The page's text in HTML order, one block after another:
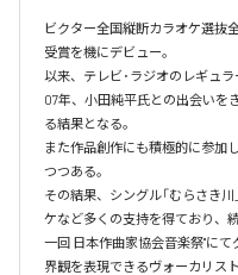
ビクター全国縦断カラオケ選抜
受賞を機にデビュー。
以来、テレビ･ラジオのレギュラ
07年、小田純平氏との出会いを
る結果となる。
また作品創作にも積極的に参加
つつある。
その結果、シングル「むらさき
ケなど多くの支持を得ており、
一回 日本作曲家協会音楽祭"にて
界観を表現できるヴォーカリス